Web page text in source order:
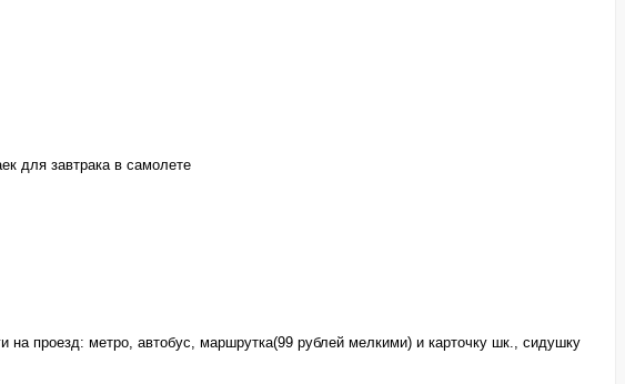
для завтрака в самолете
проезд: метро, автобус, маршрутка(99 рублей мелкими) и карточку шк., сидушку